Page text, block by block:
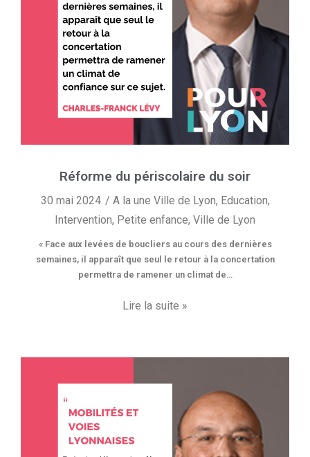
Réforme du périscolaire du soir
30 mai 2024 A la une Ville de Lyon, Education,
Intervention, Petite enfance, Ville de Lyon
« Face aux levées de boucliers au cours des dernières
semaines, il apparaît que seul le retour à la concertation
permettra de ramener un climat de…
Lire la suite »